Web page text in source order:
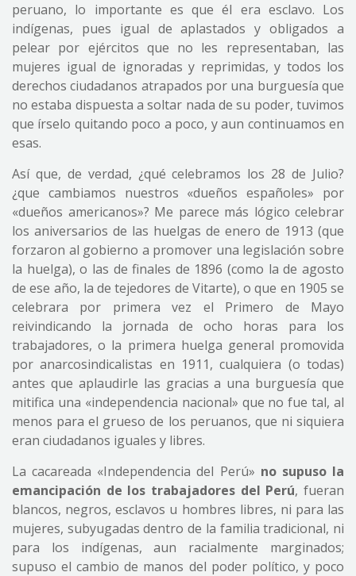
peruano, lo importante es que él era esclavo. Los
indígenas, pues igual de aplastados y obligados a
pelear por ejércitos que no les representaban, las
mujeres igual de ignoradas y reprimidas, y todos los
derechos ciudadanos atrapados por una burguesía que
no estaba dispuesta a soltar nada de su poder, tuvimos
que írselo quitando poco a poco, y aun continuamos en
esas.
Así que, de verdad, ¿qué celebramos los 28 de Julio?
¿que cambiamos nuestros «dueños españoles» por
«dueños americanos»? Me parece más lógico celebrar
los aniversarios de las huelgas de enero de 1913 (que
forzaron al gobierno a promover una legislación sobre
la huelga), o las de finales de 1896 (como la de agosto
de ese año, la de tejedores de Vitarte), o que en 1905 se
celebrara por primera vez el Primero de Mayo
reivindicando la jornada de ocho horas para los
trabajadores, o la primera huelga general promovida
por anarcosindicalistas en 1911, cualquiera (o todas)
antes que aplaudirle las gracias a una burguesía que
mitifica una «independencia nacional» que no fue tal, al
menos para el grueso de los peruanos, que ni siquiera
eran ciudadanos iguales y libres.
La cacareada «Independencia del Perú» no supuso la
emancipación de los trabajadores del Perú, fueran
blancos, negros, esclavos u hombres libres, ni para las
mujeres, subyugadas dentro de la familia tradicional, ni
para los indígenas, aun racialmente marginados;
supuso el cambio de manos del poder político, y poco